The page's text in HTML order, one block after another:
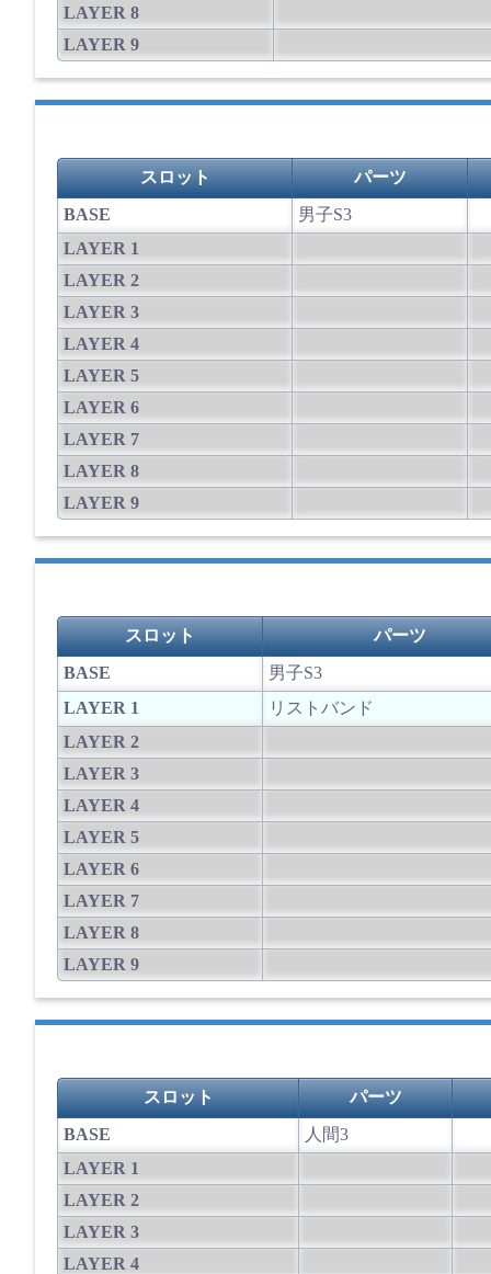
LAYER 8
LAYER 9
スロット
パーツ
BASE
男子S3
LAYER 1
LAYER 2
LAYER 3
LAYER 4
LAYER 5
LAYER 6
LAYER 7
LAYER 8
LAYER 9
スロット
パーツ
BASE
男子S3
LAYER 1
リストバンド
LAYER 2
LAYER 3
LAYER 4
LAYER 5
LAYER 6
LAYER 7
LAYER 8
LAYER 9
スロット
パーツ
BASE
人間3
LAYER 1
LAYER 2
LAYER 3
LAYER 4